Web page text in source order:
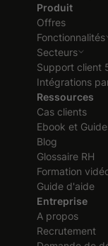
Produit
Offres
Fonctionnalités
Secteurs
Support client
Intégrations
Ressources
Cas clients
Ebook et
Blog
Glossaire RH
Formation
Guide d'aide
Entreprise
A propos
Recrutement